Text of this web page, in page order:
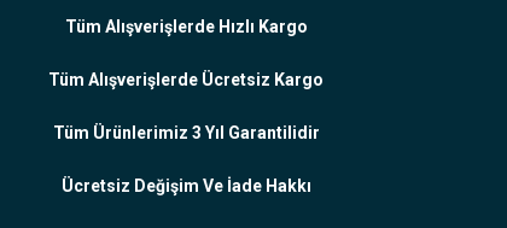
Tüm Alışverişlerde Hızlı Kargo
Tüm Alışverişlerde Ücretsiz Kargo
Tüm Ürünlerimiz 3 Yıl Garantilidir
Ücretsiz Değişim Ve İade Hakkı